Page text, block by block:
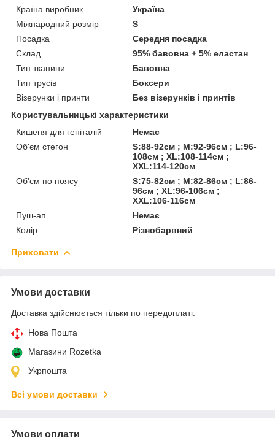
Країна виробник
Україна
Міжнародний розмір
S
Посадка
Середня посадка
Склад
95% бавовна + 5% еластан
Тип тканини
Бавовна
Тип трусів
Боксери
Візерунки і принти
Без візерунків і принтів
Користувальницькі характеристики
Кишеня для геніталій
Немає
Об'єм стегон
S:88-92см ; M:92-96см ; L:96-
108см ; XL:108-114см ;
XXL:114-120см
Об'єм по поясу
S:75-82см ; M:82-86см ; L:86-
96см ; XL:96-106см ;
XXL:106-116см
Пуш-ап
Немає
Колір
Різнобарвний
Приховати
Умови доставки
Доставка здійснюється тільки по передоплаті.
Нова Пошта
Магазини Rozetka
Укрпошта
Всі умови доставки
Умови оплати